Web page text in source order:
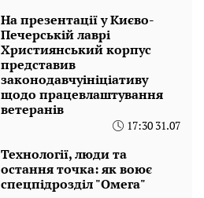
На презентації у Києво-
Печерській лаврі
Християнський корпус
представив
законодавчуініціативу
щодо працевлаштування
ветеранів
17:30 31.07
Технології, люди та
остання точка: як воює
спецпідрозділ "Омега"